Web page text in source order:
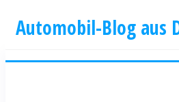
Automobil-Blog aus